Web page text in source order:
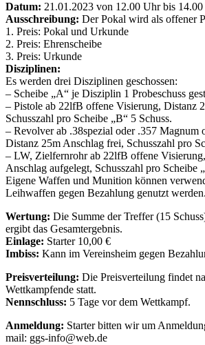
Datum: 21.01.2023 von 12.00 Uhr bis
Ausschreibung: Der Pokal wird als offener
1. Preis: Pokal und Urkunde
2. Preis: Ehrenscheibe
3. Preis: Urkunde
Disziplinen:
Es werden drei Disziplinen geschossen:
– Scheibe „A“ je Disziplin 1 Probeschuss
– Pistole ab 22lfB offene Visierung, Distanz
Schusszahl pro Scheibe „B“ 5 Schuss.
– Revolver ab .38spezial oder .357 Magnum
Distanz 25m Anschlag frei, Schusszahl pro
– LW, Zielfernrohr ab 22lfB offene
Anschlag aufgelegt, Schusszahl pro Scheibe
Eigene Waffen und Munition können
Leihwaffen gegen Bezahlung genutzt werden.
Wertung: Die Summe der Treffer (15
ergibt das Gesamtergebnis.
Einlage: Starter 10,00 €
Imbiss: Kann im Vereinsheim gegen
Preisverteilung: Die Preisverteilung findet
Wettkampfende statt.
Nennschluss: 5 Tage vor dem Wettkampf.
Anmeldung: Starter bitten wir um
mail: ggs-info@web.de